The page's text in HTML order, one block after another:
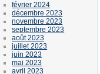
février 2024
décembre 2023
novembre 2023
septembre 2023
août 2023
juillet 2023
juin 2023
mai 2023
avril 2023